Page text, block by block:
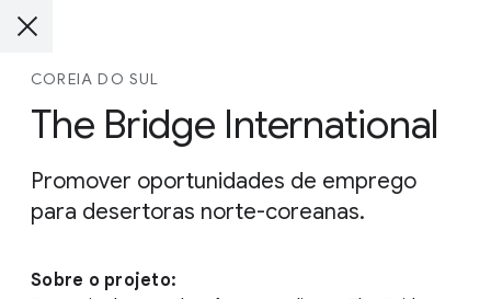
COREIA DO SUL
The Bridge International
Promover oportunidades de emprego
para desertoras norte-coreanas.
Sobre o projeto: